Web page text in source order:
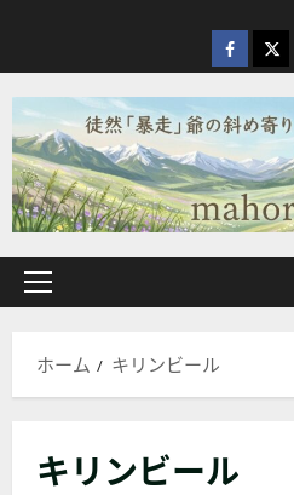
を
ス
キ
ッ
プ
facebook
X
メ
ン
ー
ホーム キリンビール
キリンビール